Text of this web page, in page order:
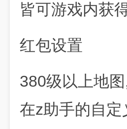
皆可游戏内获
红包设置
380级以上地
在z助手的自